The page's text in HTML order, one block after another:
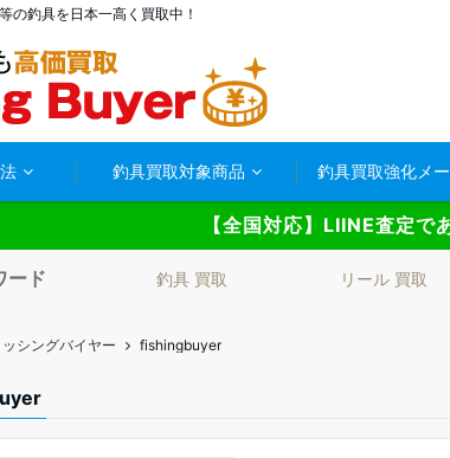
の釣具を日本一高く買取中！
釣具買取対象商品 釣具買取強化メ
【全国対応】LIINE査定で
ード 釣具 買取 リール 買取
シングバイヤー fishingbuyer